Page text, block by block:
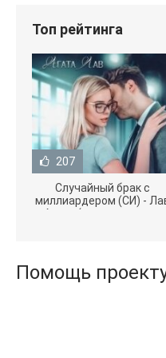
Топ рейтинга
207
Случайный брак с
миллиардером (СИ) -
Агата (полная версия
Помощь